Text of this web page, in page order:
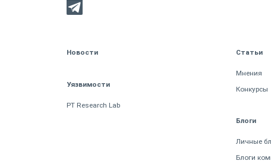
Новости
Уязвимости
PT Research Lab
Статьи
Мнения
Конкурсы
Блоги
Личные
Блоги